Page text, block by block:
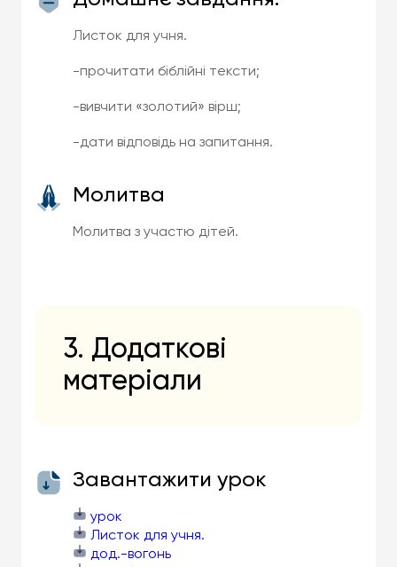
Листок для учня.
-прочитати біблійні тексти;
-вивчити «золотий» вірш;
-дати відповідь на запитання.
Молитва
Молитва з участю дітей.
3. Додаткові
матеріали
Завантажити урок
урок
Листок для учня.
дод.-вогонь